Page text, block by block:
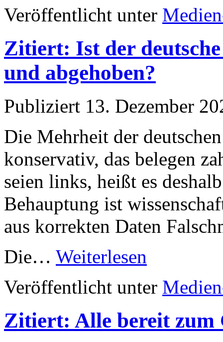
Veröffentlicht unter
Zitiert: Ist der
und abgehoben?
Publiziert 13. Dezember
Die Mehrheit der
konservativ, das belegen
seien links, heißt es
Behauptung ist
aus korrekten Daten
Die… Weiterlesen
Veröffentlicht unter
Zitiert: Alle bereit zum